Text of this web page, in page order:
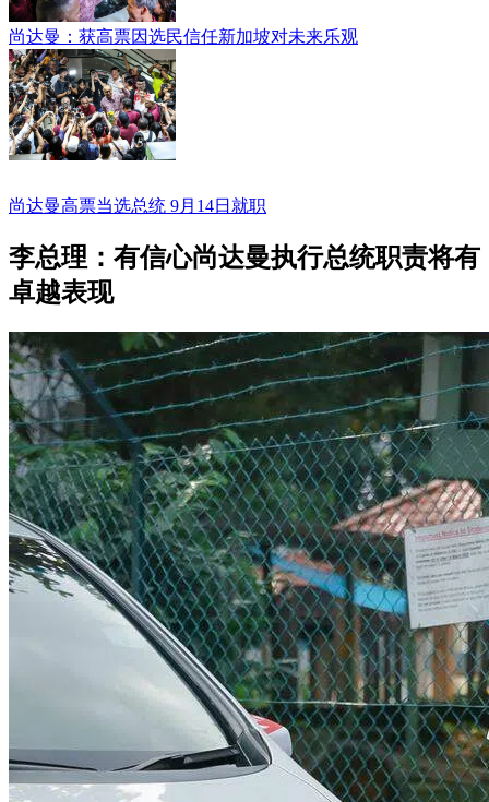
尚达曼：获高票因选民信任新加坡对未来乐观
尚达曼高票当选总统 9月14日就职
李总理：有信心尚达曼执行总统职责将有
卓越表现